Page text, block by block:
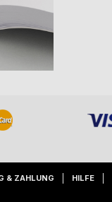
& ZAHLUNG HILFE